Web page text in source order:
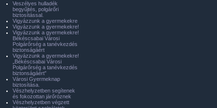
Veszélyes hulladék
begyűjtés, polgárőri
biztosítással.
Vigyázzunk a gyermekekre
Vigyázzunk a gyermekekre!
Vigyázzunk a gyermekekre!
Békéscsabai Városi
Polgárőrség a tanévkezdés
biztonságáért
Vigyázzunk a gyermekekre!
„Békéscsabai Városi
Polgárőrség a tanévkezdés
biztonságáért”
Városi Gyermeknap
biztosítása.
Vészhelyzetben segítenek
és fokozottan járőröznek
Vészhelyzetben végzett